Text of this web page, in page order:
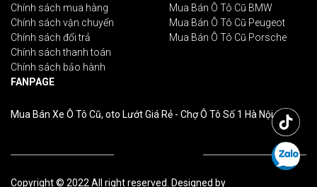
Chính sách mua hàng
Chính sách vận chuyển
Chính sách đổi trả
Chính sách thanh toán
Chính sách bảo hành
Mua Bán Ô Tô Cũ BMW
Mua Bán Ô Tô Cũ Peugeot
Mua Bán Ô Tô Cũ Porsche
FANPAGE
Mua Bán Xe Ô Tô Cũ, oto Lướt Giá Rẻ - Chợ Ô Tô Số 1 Hà Nội
Copyright © 2022 All right reserved. Designed by